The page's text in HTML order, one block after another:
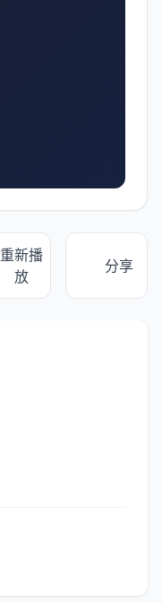
重新播
放
分享